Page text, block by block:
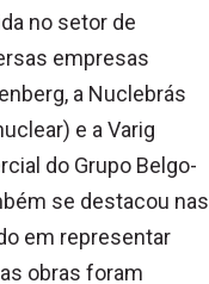
no setor de
empresas
a Nuclebrás
e a Varig
do Grupo Belgo-
se destacou nas
em representar
obras foram